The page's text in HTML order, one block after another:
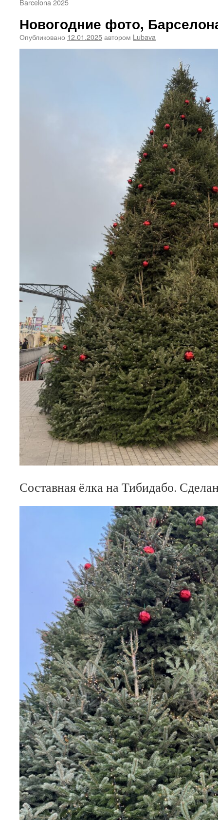
Barcelona 2025
Новогодние фото,
Опубликовано 12.01.2025автором Lubava
Составная ёлка на Тибидабо.